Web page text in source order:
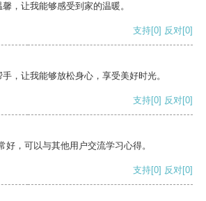
，让我能够感受到家的温暖。
支持[0] 反对[0]
，让我能够放松身心，享受美好时光。
支持[0] 反对[0]
好，可以与其他用户交流学习心得。
支持[0] 反对[0]